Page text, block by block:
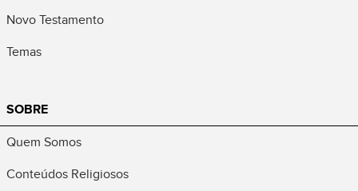
Novo Testamento
Temas
SOBRE
Quem Somos
Conteúdos Religiosos